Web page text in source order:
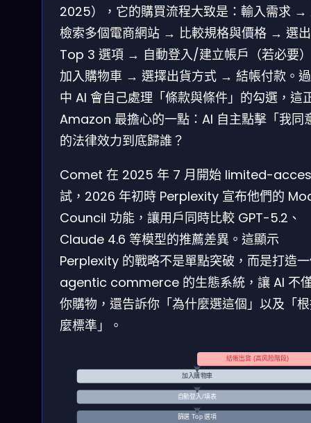
2025），它的購買流程大致是：輸入需求 →
檢索多個電商網站 → 比較規格與價格 → 選出
Top 3 選項 → 自動登入/建立帳戶（若必要
加入購物車 → 選擇出貨方式 → 結帳付款。
中 AI 會自己處理「條款與條件」的勾選，這
Amazon 最擔心的一點：AI 自主點擊「我同
的法律效力到底歸誰？
Comet 在 2025 年 7 月開始 limited-
試，2026 年初時 Perplexity 宣布他們的
Council 功能，讓用戶同時比較 GPT-5.2、
Claude 4.6 等模型的推薦差異。這顯示
Perplexity 的戰略不是單點突破，而是打造
agentic commerce 的生態系統，讓 AI 不
你購物，還告訴你「為什麼選這個」以及「
麼標準」。
篩選 Top 選項
自動登入/填表
加入購物車
結帳出貨 (高风险階段)